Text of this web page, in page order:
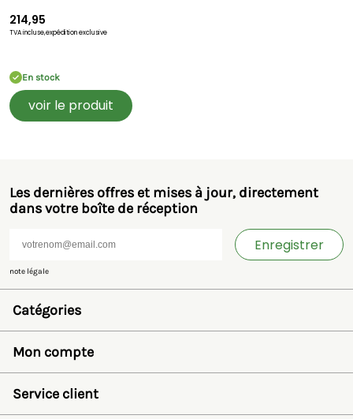
214,95
TVA incluse,expédition exclusive
En stock
voir le produit
Les dernières offres et mises à jour, directement
dans votre boîte de réception
Enregistrer
note légale
Catégories
Bruder
SIKU
Rolly Toys
Britains
Kids Globe
Jamara
Mon compte
Liste de souhaits
Récupérer mot de passe
Service client